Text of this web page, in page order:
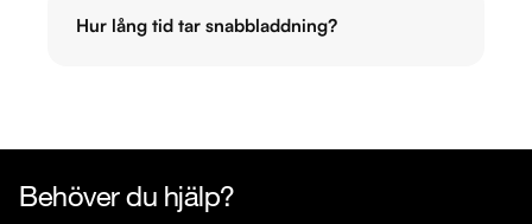
Hur lång tid tar snabbladdning?
Behöver du hjälp?